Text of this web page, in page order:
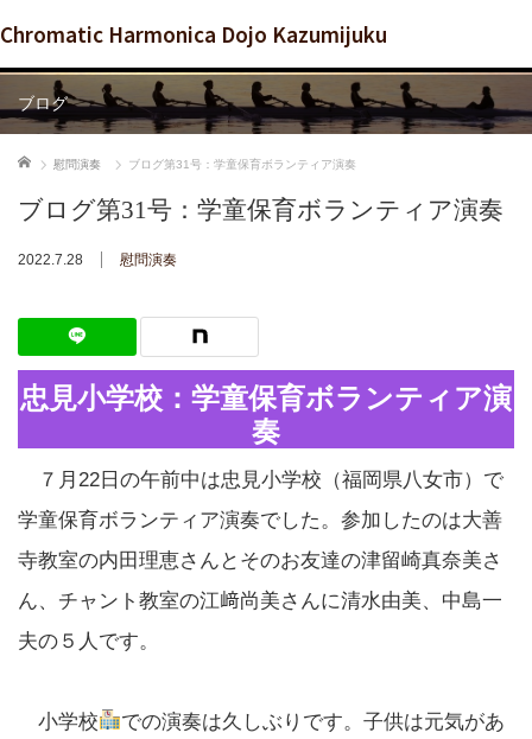
Chromatic Harmonica Dojo Kazumijuku
ブログ
ホーム 慰問演奏 ブログ第31号：学童保育ボランティア演奏
ブログ第31号：学童保育ボランティア演奏
2022.7.28 慰問演奏
忠見小学校：学童保育ボランティア演
奏
７月22日の午前中は忠見小学校（福岡県八女市）で
学童保育ボランティア演奏でした。参加したのは大善
寺教室の内田理恵さんとそのお友達の津留崎真奈美さ
ん、チャント教室の江﨑尚美さんに清水由美、中島一
夫の５人です。
小学校
での演奏は久しぶりです。子供は元気があ